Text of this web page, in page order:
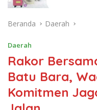
Beranda Daerah
Daerah
Rakor
Batu Bara,
Komitmen